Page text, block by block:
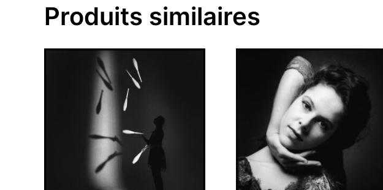
Produits similaires